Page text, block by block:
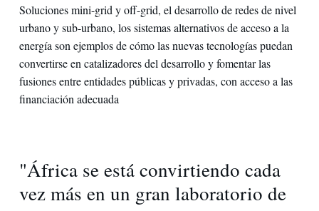
Soluciones mini-grid y off-grid, el desarrollo de redes de nivel
urbano y sub-urbano, los sistemas alternativos de acceso a la
energía son ejemplos de cómo las nuevas tecnologías puedan
convertirse en catalizadores del desarrollo y fomentar las
fusiones entre entidades públicas y privadas, con acceso a las
financiación adecuada
"África se está convirtiendo cada
vez más en un gran laboratorio de